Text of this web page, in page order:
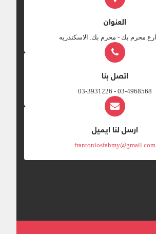
العنوان
اتصل بنا
03-4968568 - 03-3931226
ارسل لنا ايميل
frantoniosfahmy@gmail.com